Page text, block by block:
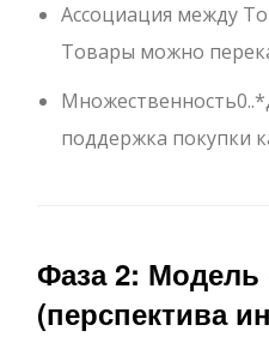
Ассоциация между
Товары можно
Множественность0..*
поддержка покупки
Фаза 2:
(перспектива